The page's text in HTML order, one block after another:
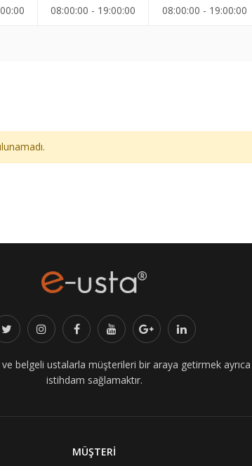
08:00:00 - 19:00:00 08:00:00 - 19:00:00
belgeli ustalarla müşterileri bir araya getirmek
istihdam sağlamaktır.
MÜŞTERİ